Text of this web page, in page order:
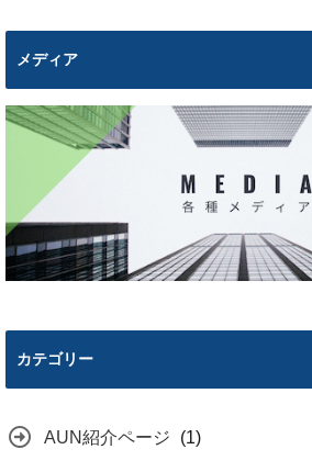
メディア
カテゴリー
AUN紹介ページ (1)